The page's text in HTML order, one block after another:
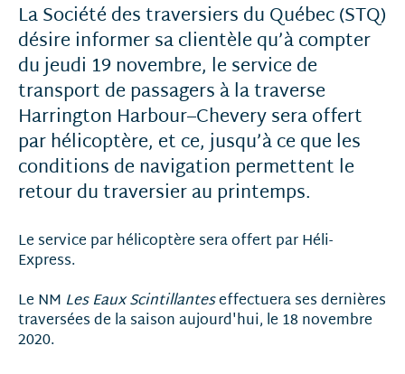
La Société des traversiers du Québec (STQ)
désire informer sa clientèle qu’à compter
du jeudi 19 novembre, le service de
transport de passagers à la traverse
Harrington Harbour–Chevery sera offert
par hélicoptère, et ce, jusqu’à ce que les
conditions de navigation permettent le
retour du traversier au printemps.
Le service par hélicoptère sera offert par Héli-
Express.
Le NM Les Eaux Scintillanteseffectuera ses dernières
traversées de la saison aujourd'hui, le 18 novembre
2020.